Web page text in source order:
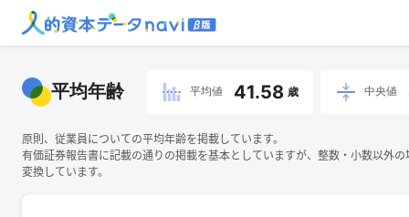
平均年齢 平均値 41.58 歳 中央値
原則、従業員についての平均年齢を掲載しています。
有価証券報告書に記載の通りの掲載を基本としていますが、整数・小数以外
変換しています。